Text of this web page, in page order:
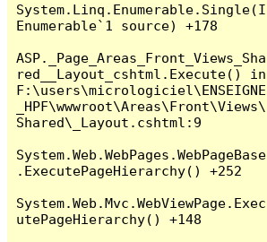
System.Linq.Enumerable.Single(I
Enumerable`1 source) +178
ASP._Page_Areas_Front_Views_Sha
red__Layout_cshtml.Execute() in
F:\users\micrologiciel\ENSEIGNE
_HPF\wwwroot\Areas\Front\Views\
Shared\_Layout.cshtml:9
System.Web.WebPages.WebPageBase
.ExecutePageHierarchy() +252
System.Web.Mvc.WebViewPage.Exec
utePageHierarchy() +148